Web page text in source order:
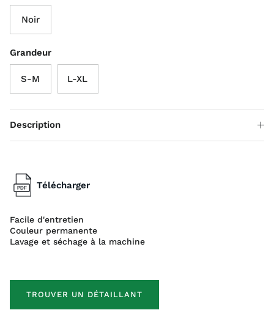
Noir
Grandeur
S-M L-XL
Description
Télécharger
Facile d'entretien
Couleur permanente
Lavage et séchage à la machine
TROUVER UN DÉTAILLANT